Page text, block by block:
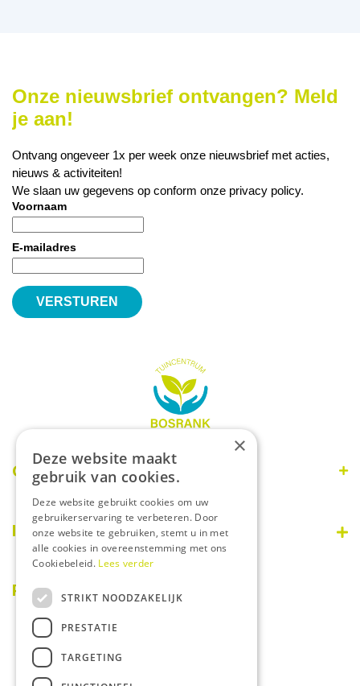
Onze nieuwsbrief ontvangen? Meld
je aan!
Ontvang ongeveer 1x per week onze nieuwsbrief met acties,
nieuws & activiteiten!
We slaan uw gegevens op conform onze privacy policy.
Voornaam
E-mailadres
Openingstijden
Maandag
Dinsdag
09:00 - 18:00
Woensdag
09:00 - 18:00
Donderdag
Vrijdag
Zaterdag
Zondag
Informatie
Disclaimer
Over ons
Privacy statement
Betaalinformatie
Algemene voorwaarden
Tuincentrum
PostNL afhaalpunt
×
Deze website maakt
gebruik van cookies.
Deze website gebruikt cookies om uw
gebruikerservaring te verbeteren. Door
onze website te gebruiken, stemt u in met
alle cookies in overeenstemming met ons
Cookiebeleid. Lees verder
STRIKT NOODZAKELIJK
PRESTATIE
TARGETING